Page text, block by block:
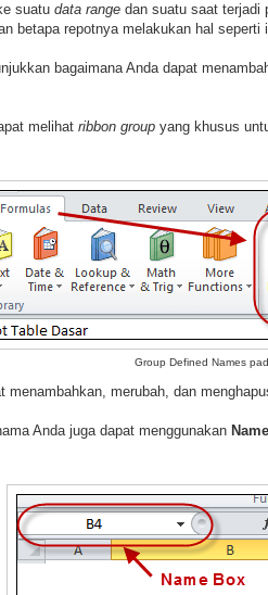
suatu data range dan suatu saat terjadi
betapa repotnya melakukan hal seperti
bagaimana Anda dapat
melihat ribbon group yang khusus
Group Defined Names
menambahkan, merubah, dan
Anda juga dapat menggunakan